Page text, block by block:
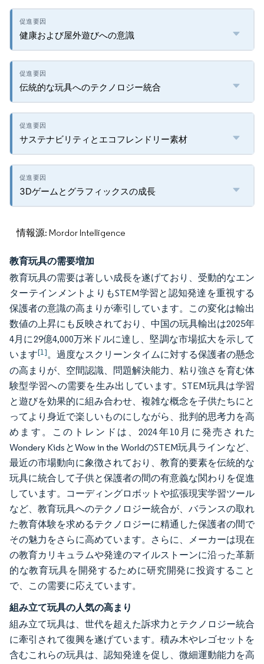
健康および屋外遊びへの意識
伝統的な玩具へのテクノロジー統合
サステナビリティとエコフレンドリー素材
3Dゲームとグラフィックスの成長
情報源: Mordor Intelligence
教育玩具の需要増加
教育玩具の需要は著しい成長を遂げており、受動的なエン
ターテインメントよりもSTEM学習と認知発達を重視する
保護者の意識の高まりが牽引しています。この変化は輸出
数値の上昇にも反映されており、中国の玩具輸出は2025年
4月に29億4,000万米ドルに達し、堅調な市場拡大を示して
います[1]。過度なスクリーンタイムに対する保護者の懸念
の高まりが、空間認識、問題解決能力、粘り強さを育む体
験型学習への需要を生み出しています。STEM玩具は学習
と遊びを効果的に組み合わせ、複雑な概念を子供たちにと
ってより身近で楽しいものにしながら、批判的思考力を高
めます。このトレンドは、2024年10月に発売された
Wondery KidsとWow in the WorldのSTEM玩具ラインなど、
最近の市場動向に象徴されており、教育的要素を伝統的な
玩具に統合して子供と保護者の間の有意義な関わりを促進
しています。コーディングロボットや拡張現実学習ツール
など、教育玩具へのテクノロジー統合が、バランスの取れ
た教育体験を求めるテクノロジーに精通した保護者の間で
その魅力をさらに高めています。さらに、メーカーは現在
の教育カリキュラムや発達のマイルストーンに沿った革新
的な教育玩具を開発するために研究開発に投資すること
で、この需要に応えています。
組み立て玩具の人気の高まり
組み立て玩具は、世代を超えた訴求力とテクノロジー統合
に牽引されて復興を遂げています。積み木やレゴセットを
含むこれらの玩具は、認知発達を促し、微細運動能力を高